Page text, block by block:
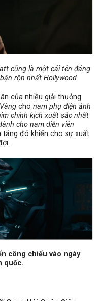
cũng là một cái tên đáng
rộn nhất Hollywood.
của nhiều giải thưởng
cho nam phụ điện ảnh
chính kịch xuất sắc nhất
cho nam diễn viên
tảng đó khiến cho sự xuất
công chiếu vào ngày
quốc.